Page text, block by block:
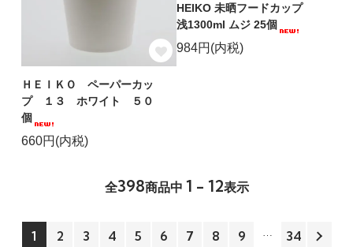
ＨＥＩＫＯ ペーパーカッ
プ １３ ホワイト ５０
個
660円(内税)
HEIKO 未晒フードカップ
浅1300ml ムジ 25個
984円(内税)
全398商品中 1 - 12表示
1 2 3 4 5 6 7 8 9 34